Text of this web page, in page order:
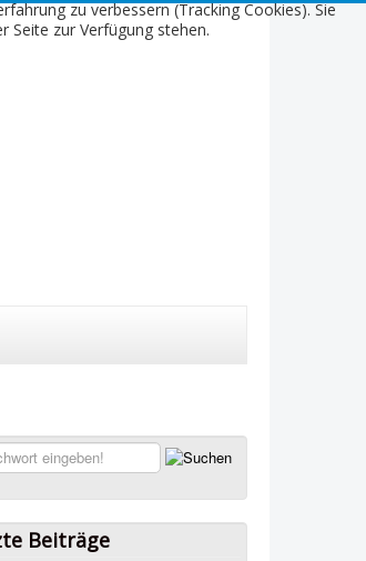
Beiträge
zu verbessern (Tracking Cookies). Sie
Seite zur Verfügung stehen.